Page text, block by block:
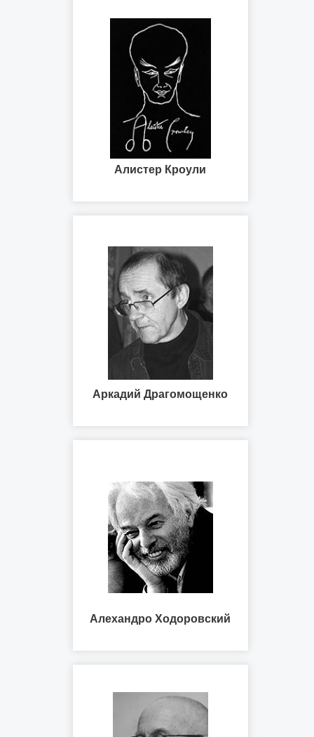
Алистер Кроули
Аркадий Драгомощенко
Алехандро Ходоровский